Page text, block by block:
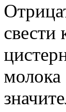
молока